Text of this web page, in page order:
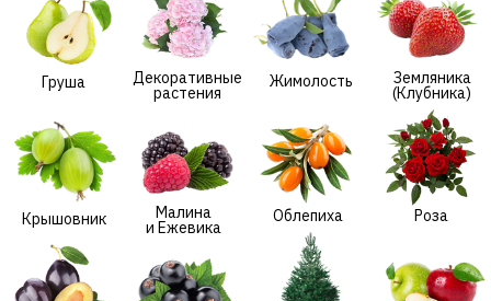
Написать в WhatsApp
и Ежевика
Слива Смородина Хвойники Яблоня